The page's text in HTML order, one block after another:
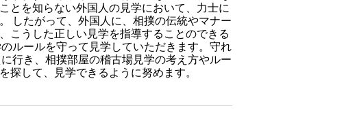
とを知らない外国人の見学において、力士に
したがって、外国人に、相撲の伝統やマナー
こうした正しい見学を指導することのできる
ルールを守って見学していただきます。守れ
行き、相撲部屋の稽古場見学の考え方やルー
して、見学できるように努めます。